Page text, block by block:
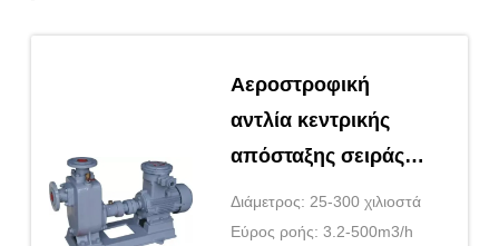
Αεροστροφική
αντλία κεντρικής
απόσταξης σειράς
CYZ-A
Διάμετρος: 25-300 χιλιοστά
Εύρος ροής: 3.2-500m3/h